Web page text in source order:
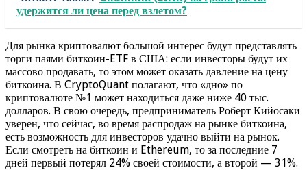
удержится ли цена перед взлетом?
Для рынка криптовалют большой интерес будут представлять
торги паями биткоин-ETF в США: если инвесторы будут их
массово продавать, то этом может оказать давление на цену
биткоина. В CryptoQuant полагают, что «дно» по
криптовалюте №1 может находиться даже ниже 40 тыс.
долларов. В свою очередь, предприниматель Роберт Кийосаки
уверен, что сейчас, во время распродаж на рынке биткоина,
есть возможность для инвесторов удачно выйти на рынок.
Если смотреть на биткоин и Ethereum, то за последние 7
дней первый потерял 24% своей стоимости, а второй — 31%.